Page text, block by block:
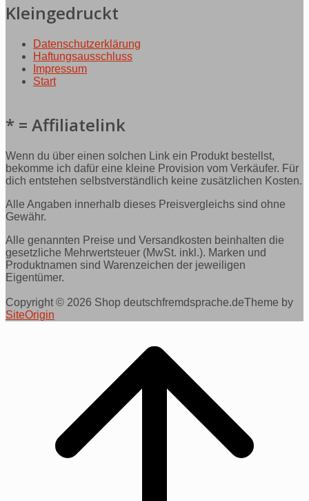
Kleingedruckt
Datenschutzerklärung
Haftungsausschluss
Impressum
Start
* = Affiliatelink
Wenn du über einen solchen Link ein Produkt bestellst,
bekomme ich dafür eine kleine Provision vom Verkäufer. Für
dich entstehen selbstverständlich keine zusätzlichen Kosten.
Alle Angaben innerhalb dieses Preisvergleichs sind ohne
Gewähr.
Alle genannten Preise und Versandkosten beinhalten die
gesetzliche Mehrwertsteuer (MwSt. inkl.). Marken und
Produktnamen sind Warenzeichen der jeweiligen
Eigentümer.
Copyright © 2026 Shop deutschfremdsprache.deTheme by
SiteOrigin